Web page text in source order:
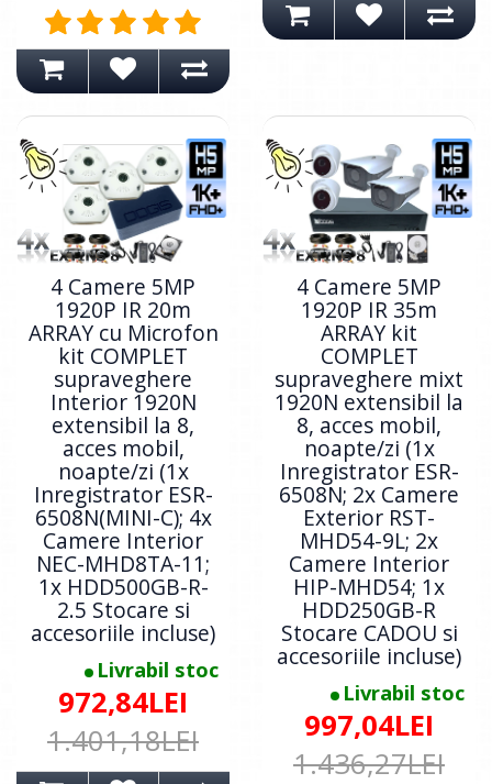
4 Camere 5MP
1920P IR 20m
ARRAY cu Microfon
kit COMPLET
supraveghere
Interior 1920N
extensibil la 8,
acces mobil,
noapte/zi (1x
Inregistrator ESR-
6508N(MINI-C); 4x
Camere Interior
NEC-MHD8TA-11;
1x HDD500GB-R-
2.5 Stocare si
accesoriile incluse)
Livrabil stoc
972,84LEI
1.401,18LEI
4 Camere 5MP
1920P IR 35m
ARRAY kit
COMPLET
supraveghere mixt
1920N extensibil la
8, acces mobil,
noapte/zi (1x
Inregistrator ESR-
6508N; 2x Camere
Exterior RST-
MHD54-9L; 2x
Camere Interior
HIP-MHD54; 1x
HDD250GB-R
Stocare CADOU si
accesoriile incluse)
Livrabil stoc
997,04LEI
1.436,27LEI